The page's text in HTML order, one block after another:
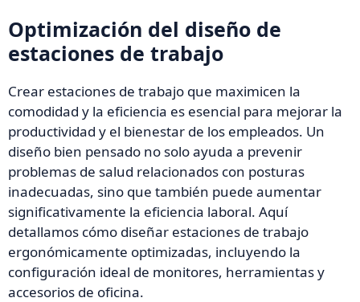
Optimización del diseño de
estaciones de trabajo
Crear estaciones de trabajo que maximicen la
comodidad y la eficiencia es esencial para mejorar la
productividad y el bienestar de los empleados. Un
diseño bien pensado no solo ayuda a prevenir
problemas de salud relacionados con posturas
inadecuadas, sino que también puede aumentar
significativamente la eficiencia laboral. Aquí
detallamos cómo diseñar estaciones de trabajo
ergonómicamente optimizadas, incluyendo la
configuración ideal de monitores, herramientas y
accesorios de oficina.